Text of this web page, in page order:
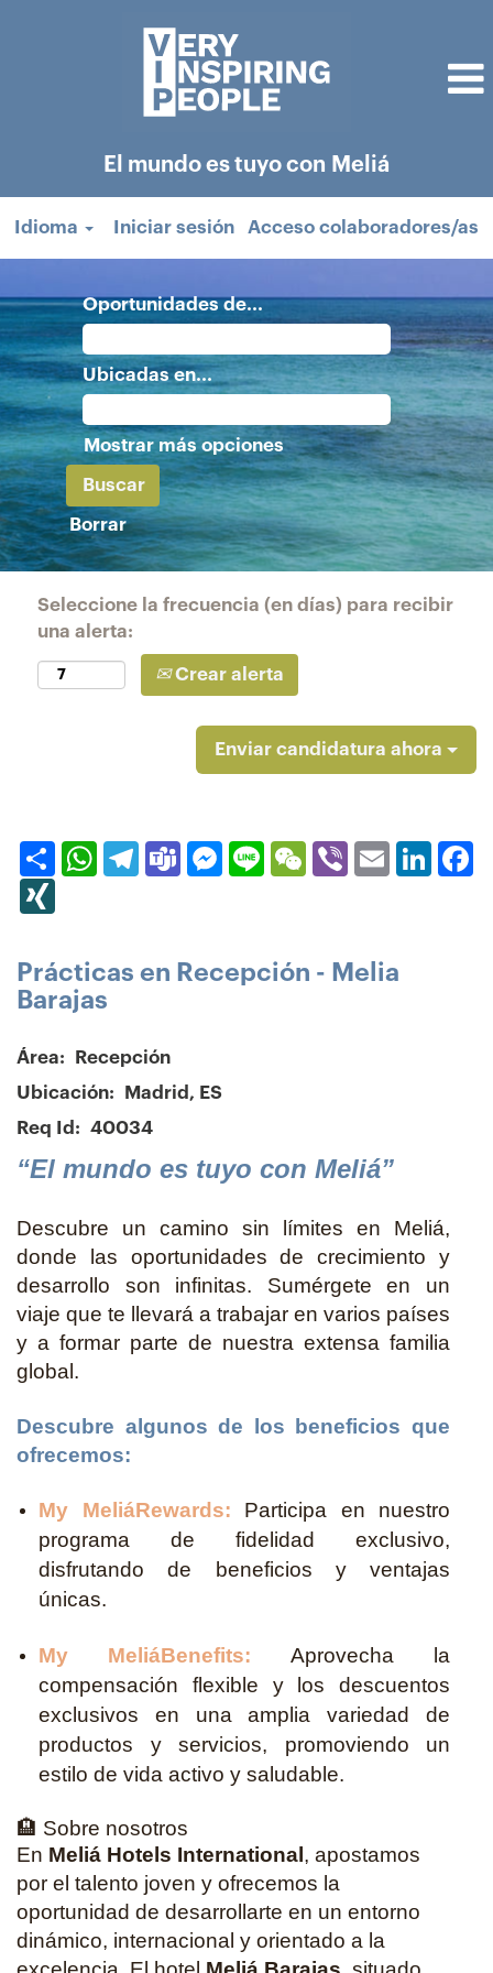
El mundo es tuyo con Meliá
Idioma Iniciar sesión Acceso colaboradores/as
Oportunidades de...
Ubicadas en...
Mostrar más opciones
Borrar
Seleccione la frecuencia (en días) para recibir
una alerta:
Crear alerta
Enviar candidatura ahora
CompartirWhatsApp
Telegram
TeamsMessenger
Line WeChatViberEmail
Prácticas en Recepción - Melia
Barajas
Área:
Recepción
Ubicación:
Madrid, ES
Req Id: 40034
“El mundo es tuyo con Meliá”
Descubre un camino sin límites en Meliá,
donde las oportunidades de crecimiento y
desarrollo son infinitas. Sumérgete en un
viaje que te llevará a trabajar en varios países
y a formar parte de nuestra extensa familia
global.
Descubre algunos de los beneficios que
ofrecemos:
My MeliáRewards: Participa en nuestro
programa de fidelidad exclusivo,
disfrutando de beneficios y ventajas
únicas.
My MeliáBenefits: Aprovecha la
compensación flexible y los descuentos
exclusivos en una amplia variedad de
productos y servicios, promoviendo un
estilo de vida activo y saludable.
🏨 Sobre nosotros
En Meliá Hotels International , apostamos
por el talento joven y ofrecemos la
oportunidad de desarrollarte en un entorno
dinámico, internacional y orientado a la